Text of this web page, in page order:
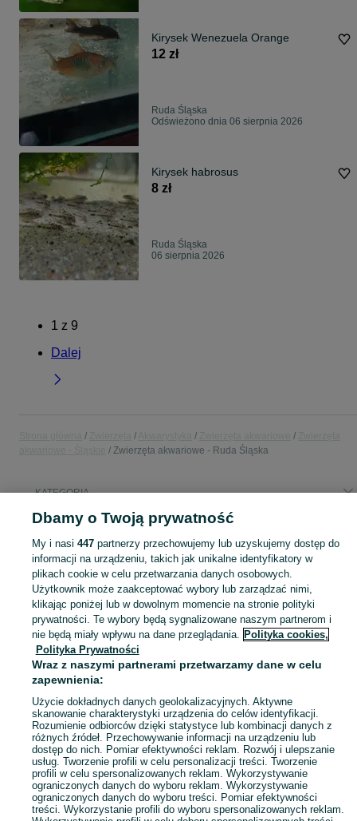
Kirysek Wenezuela Orange
12 zł
Ruda Śląska
Odświeżono dnia 06 sierpnia 2026
Kirysek habrosus
8 zł
Ruda Śląska
06 sierpnia 2026
1 z 9
Dalej
Zwierzęta akwariowe - Ruda Śląska
KATEGORIA
Popularne wyszukiwania
neonki
Zobacz
Mapa kategorii
Mapa miejscowości
Mapa ministron
Popularne wyszukiwania
Dbamy o Twoją prywatność
My i nasi 447partnerzy przechowujemy lub uzyskujemy dostęp do
informacji na urządzeniu, takich jak unikalne identyfikatory w
plikach cookie w celu przetwarzania danych osobowych.
Użytkownik może zaakceptować wybory lub zarządzać nimi,
klikając poniżej lub w dowolnym momencie na stronie polityki
prywatności. Te wybory będą sygnalizowane naszym partnerom i
nie będą miały wpływu na dane przeglądania. Polityka cookies,
Polityka Prywatności
Wraz z naszymi partnerami przetwarzamy dane w celu
zapewnienia:
Użycie dokładnych danych geolokalizacyjnych. Aktywne
skanowanie charakterystyki urządzenia do celów identyfikacji.
Rozumienie odbiorców dzięki statystyce lub kombinacji danych z
różnych źródeł. Przechowywanie informacji na urządzeniu lub
dostęp do nich. Pomiar efektywności reklam. Rozwój i ulepszanie
usług. Tworzenie profili w celu personalizacji treści. Tworzenie
profili w celu spersonalizowanych reklam. Wykorzystywanie
ograniczonych danych do wyboru reklam. Wykorzystywanie
ograniczonych danych do wyboru treści. Pomiar efektywności
treści. Wykorzystanie profili do wyboru spersonalizowanych reklam.